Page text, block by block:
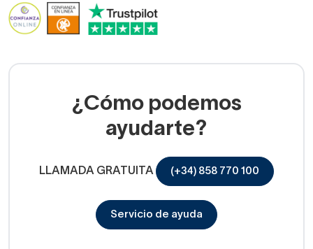
¿Cómo podemos
ayudarte?
LLAMADA GRATUITA (+34) 858 770 100
Servicio de ayuda